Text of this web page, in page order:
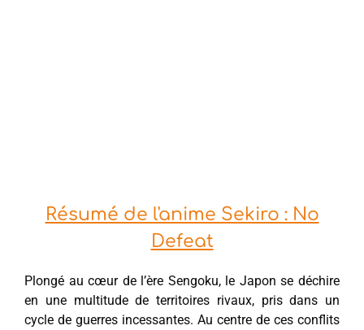
Résumé de l'anime Sekiro : No
Defeat
Plongé au cœur de l’ère Sengoku, le Japon se déchire
en une multitude de territoires rivaux, pris dans un
cycle de guerres incessantes. Au centre de ces conflits